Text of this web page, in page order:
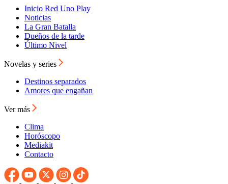
Inicio Red Uno Play
Noticias
La Gran Batalla
Dueños de la tarde
Último Nivel
Novelas y series
Destinos separados
Amores que engañan
Ver más
Clima
Horóscopo
Mediakit
Contacto